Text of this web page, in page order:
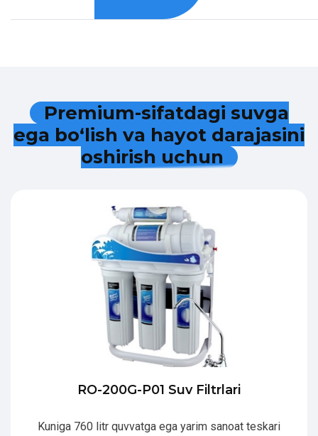
Premium-sifatdagi suvga
ega bo‘lish va hayot darajasini
oshirish uchun
RO-200G-P01 Suv Filtrlari
Kuniga 760 litr quvvatga ega yarim sanoat teskari